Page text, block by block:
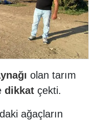
olan tarım
dikkat çekti.
ağaçların